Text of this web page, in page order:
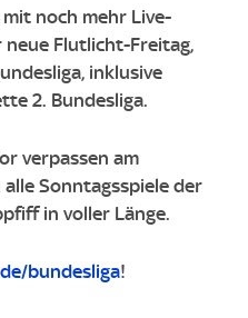
noch mehr Live-
neue Flutlicht-Freitag,
inklusive
2. Bundesliga.
verpassen am
Sonntagsspiele der
in voller Länge.
bundesliga!